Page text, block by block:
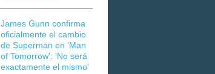
James Gunn confirma
oficialmente el cambio
de Superman en 'Man
of Tomorrow': 'No será
exactamente el mismo'